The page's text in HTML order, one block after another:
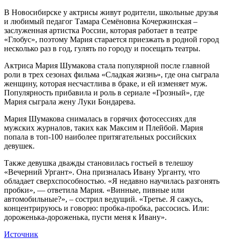
В Новосибирске у актрисы живут родители, школьные друзья
и любимый педагог Тамара Семёновна Кочержинская –
заслуженная артистка России, которая работает в театре
«Глобус», поэтому Мария старается приезжать в родной город
несколько раз в год, гулять по городу и посещать театры.
Актриса Мария Шумакова стала популярной после главной
роли в трех сезонах фильма «Сладкая жизнь», где она сыграла
женщину, которая несчастлива в браке, и ей изменяет муж.
Популярность прибавила и роль в сериале «Грозный», где
Мария сыграла жену Луки Бондарева.
Мария Шумакова снималась в горячих фотосессиях для
мужских журналов, таких как Максим и Плейбой. Мария
попала в топ-100 наиболее притягательных российских
девушек.
Также девушка дважды становилась гостьей в телешоу
«Вечерний Ургант». Она призналась Ивану Урганту, что
обладает сверхспособностью. «Я недавно научилась разгонять
пробки», — ответила Мария. «Винные, пивные или
автомобильные?», – сострил ведущий. «Третье. Я сажусь,
концентрируюсь и говорю: пробка-пробка, рассосись. Или:
дороженька-дороженька, пусти меня к Ивану».
Источник